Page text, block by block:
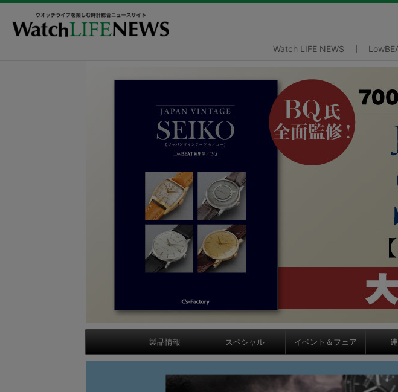
Watch LIFE NEWS
製品情報 スペシャル イベント＆フェア